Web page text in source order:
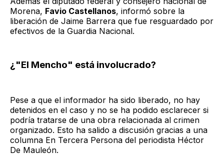
Morena, Favio Castellanos, informó sobre la
liberación de Jaime Barrera que fue resguardado por
efectivos de la Guardia Nacional.
¿"El Mencho" está involucrado?
Pese a que el informador ha sido liberado, no hay
detenidos en el caso y no se ha podido esclarecer si
podría tratarse de una obra relacionada al crimen
organizado. Esto ha salido a discusión gracias a una
columna En Tercera Persona del periodista Héctor
De Mauleón.